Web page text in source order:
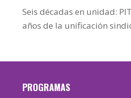
Seis décadas en unidad:
años de la unificación
PROGRAMAS